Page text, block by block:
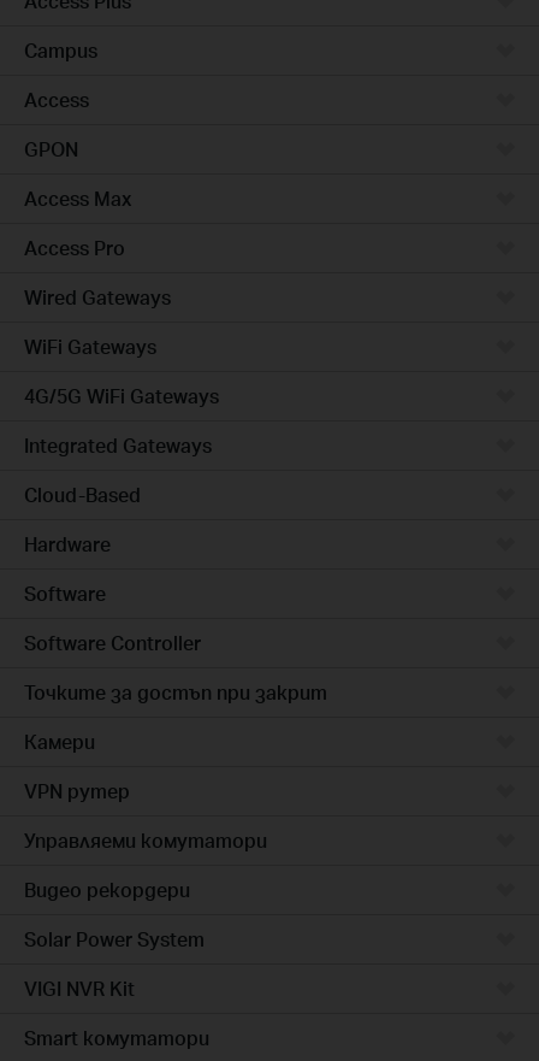
Campus
Access
GPON
Access Max
Access Pro
Wired Gateways
WiFi Gateways
4G/5G WiFi Gateways
Integrated Gateways
Cloud-Based
Hardware
Software
Software Controller
Точките за достъп при закрит
Камери
VPN рутер
Управляеми комутатори
Видео рекордери
Solar Power System
VIGI NVR Kit
Smart комутатори